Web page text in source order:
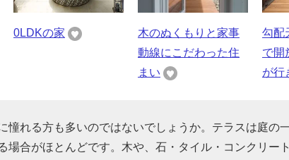
0LDKの家
木のぬくもりと家事
動線にこだわった住
まい
勾配
で
が行
憧れる方も多いのではないでしょうか。テラスは庭の
場合がほとんどです。木や、石・タイル・コンクリー